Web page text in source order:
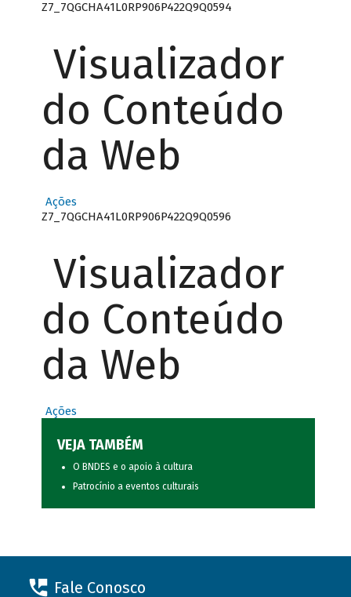
Z7_7QGCHA41L0RP906P422Q9Q0594
Visualizador
do Conteúdo
da Web
Ações
Z7_7QGCHA41L0RP906P422Q9Q0596
Visualizador
do Conteúdo
da Web
Ações
VEJA TAMBÉM
O BNDES e o apoio à cultura
Patrocínio a eventos culturais
Fale Conosco